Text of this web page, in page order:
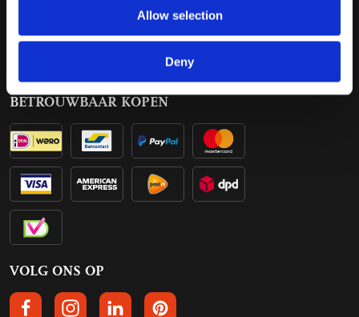
Allow selection
Deny
Bestelling retourneren
Bezorging
Contact
BETROUWBAAR KOPEN
VOLG ONS OP